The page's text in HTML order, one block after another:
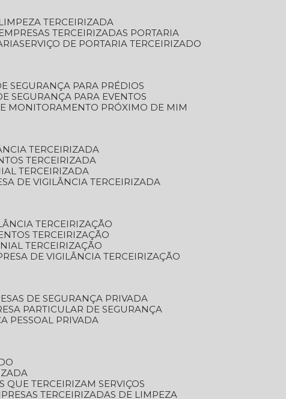
LIMPEZA TERCEIRIZADA
EMPRESAS TERCEIRIZADAS PORTARIA
SERVIÇO DE PORTARIA TERCEIRIZADO
SEGURANÇA PARA PRÉDIOS
SEGURANÇA PARA EVENTOS
MONITORAMENTO PRÓXIMO DE MIM
TERCEIRIZADA
TERCEIRIZADA
TERCEIRIZADA
DE VIGILÂNCIA TERCEIRIZADA
TERCEIRIZAÇÃO
TERCEIRIZAÇÃO
TERCEIRIZAÇÃO
DE VIGILÂNCIA TERCEIRIZAÇÃO
DE SEGURANÇA PRIVADA
PARTICULAR DE SEGURANÇA
PESSOAL PRIVADA
QUE TERCEIRIZAM SERVIÇOS
TERCEIRIZADAS DE LIMPEZA